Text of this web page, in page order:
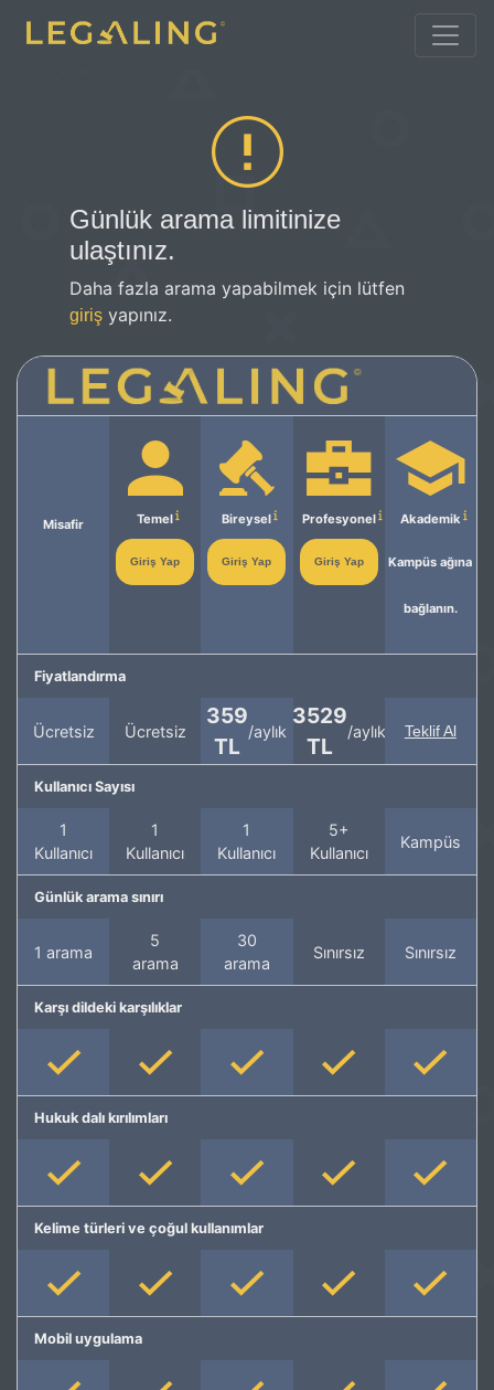
Günlük arama limitinize
ulaştınız.
Daha fazla arama yapabilmek için lütfen
giriş yapınız.
Misafir Temel
Giriş Yap
Bireysel
Giriş Yap
Profesyonel
Giriş Yap
Akademik
Kampüs ağına
bağlanın.
Fiyatlandırma
Ücretsiz Ücretsiz
359
TL
/aylık
3529
TL
/aylık Teklif Al
Kullanıcı Sayısı
1
Kullanıcı
1
Kullanıcı
1
Kullanıcı
5+
Kullanıcı
Kampüs
Günlük arama sınırı
1 arama
5
arama
30
arama
Sınırsız Sınırsız
Karşı dildeki karşılıklar
Hukuk dalı kırılımları
Kelime türleri ve çoğul kullanımlar
Mobil uygulama